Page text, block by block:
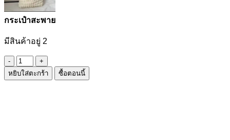
กระเป๋าสะพาย
มีสินค้าอยู่ 2
จำนวน
กระเป๋า
หยิบใส่ตะกร้า ซื้อตอนนี้